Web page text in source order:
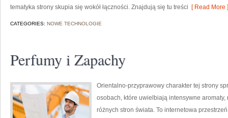
tematyka strony skupia się wokół łączności. Znajdują się tu treści [ Read More ]
CATEGORIES: NOWE TECHNOLOGIE
Perfumy i Zapachy
Orientalno-przyprawowy charakter tej strony
osobach, które uwielbiają intensywne
różnych stron świata. To internetowa